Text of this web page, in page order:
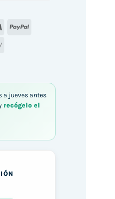
Visa
PayPal
Apple
a jueves antes
recógelo el